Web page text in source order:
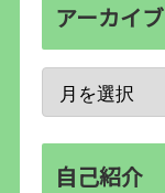
アーカイブ
自己紹介